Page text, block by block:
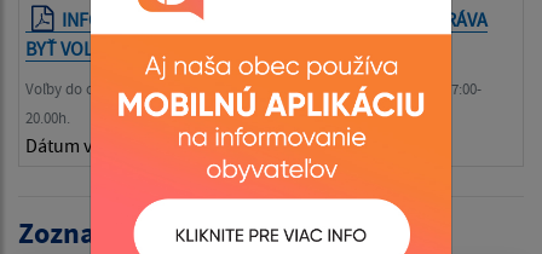
INFORMÁCIA O PODMIENKACH PRÁVA VOLIŤ A PRÁVA
BYŤ VOLENÝ
Voľby do orgánov samosprávy obcí- v sobotu 29.októbra 2022 od 7:00-
20.00h.
Dátum vyvesenia: 15.06.2022
Zoznam volieb: